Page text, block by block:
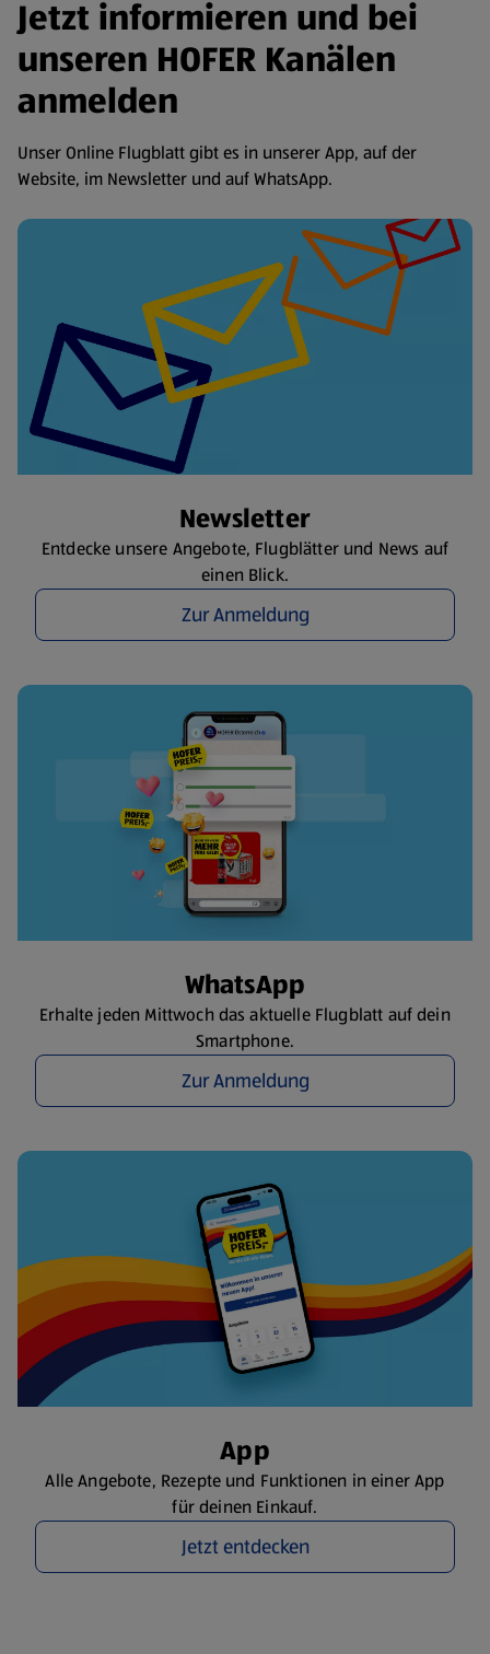
Jetzt informieren und bei
unseren HOFER Kanälen
anmelden
Unser Online Flugblatt gibt es in unserer App, auf der
Website, im Newsletter und auf WhatsApp.
Newsletter
Entdecke unsere Angebote, Flugblätter und News auf
einen Blick.
Zur Anmeldung
WhatsApp
Erhalte jeden Mittwoch das aktuelle Flugblatt auf dein
Smartphone.
Zur Anmeldung
App
Alle Angebote, Rezepte und Funktionen in einer App
für deinen Einkauf.
Jetzt entdecken